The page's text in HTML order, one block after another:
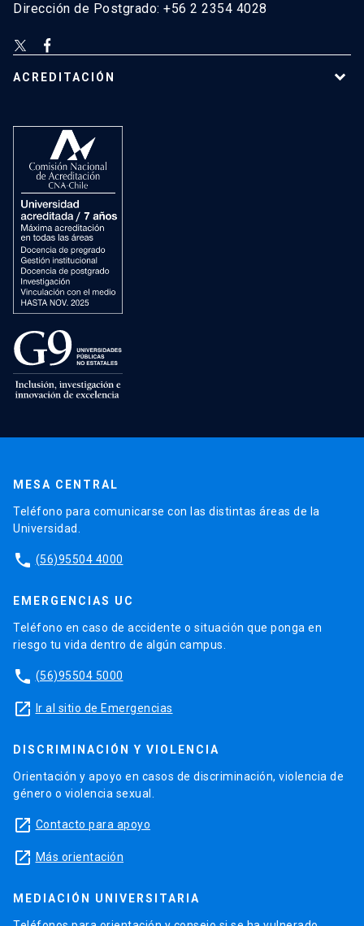
Dirección de Postgrado: +56 2 2354 4028
ACREDITACIÓN
MESA CENTRAL
Teléfono para comunicarse con las distintas áreas de la
Universidad.
phone (56)95504 4000
EMERGENCIAS UC
Teléfono en caso de accidente o situación que ponga en
riesgo tu vida dentro de algún campus.
phone (56)95504 5000
launch Ir al sitio de Emergencias
DISCRIMINACIÓN Y VIOLENCIA
Orientación y apoyo en casos de discriminación, violencia de
género o violencia sexual.
launch Contacto para apoyo
launch Más orientación
MEDIACIÓN UNIVERSITARIA